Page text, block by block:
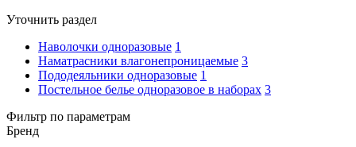
Уточнить раздел
Наволочки одноразовые 1
Наматрасники влагонепроницаемые 3
Пододеяльники одноразовые 1
Постельное белье одноразовое в наборах 3
Фильтр по параметрам
Бренд